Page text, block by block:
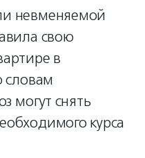
невменяемой
свою
в
словам
могут снять
курса